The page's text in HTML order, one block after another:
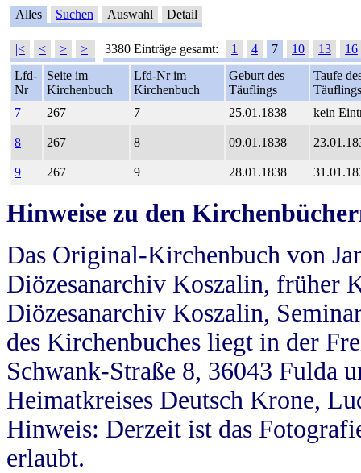
Alles Suchen Auswahl Detail
|< < > >| 3380 Einträge gesamt: 1 4 7 10 13
16
Lfd-
Nr
Seite im
Kirchenbuch
Lfd-Nr im
Kirchenbuch
Geburt des
Täuflings
Taufe
Täuflings
7
267 7 25.01.1838 kein
8 267 8 09.01.1838
9 267 9 28.01.1838
Hinweise zu den
Das Original-Kirchenbuch von
Diözesanarchiv Koszalin, früher
Diözesanarchiv Koszalin,
des Kirchenbuches liegt in der
Schwank-Straße 8, 36043 Fulda
Heimatkreises Deutsch Krone,
Hinweis: Derzeit ist das
erlaubt.